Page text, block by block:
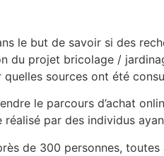
le but de savoir si des
du projet bricolage /
sources ont été
le parcours d’achat
réalisé par des individus
de 300 personnes,